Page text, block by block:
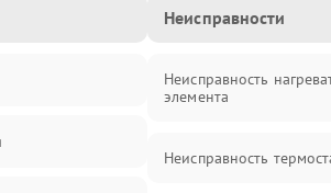
Неисправности
Неисправность
элемента
Неисправность